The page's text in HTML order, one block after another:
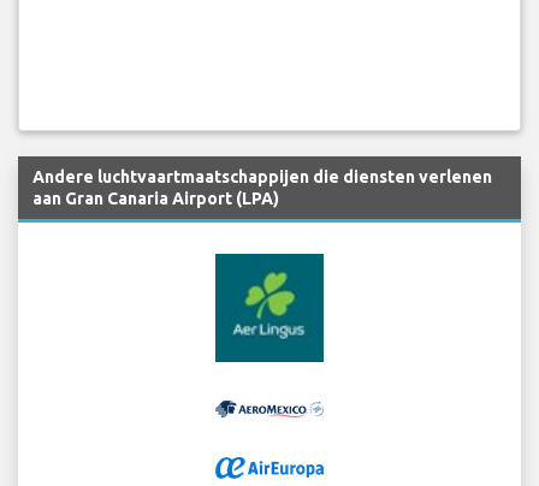
Andere luchtvaartmaatschappijen die diensten verlenen
aan Gran Canaria Airport (LPA)